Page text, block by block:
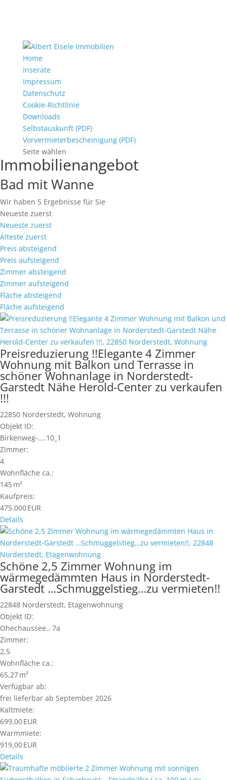
Home
Inserate
Impressum
Datenschutz
Cookie-Richtlinie
Downloads
Selbstauskunft (PDF)
Vorvermieterbescheinigung (PDF)
Seite wählen
Immobilien­angebot
Bad mit Wanne
Wir haben 5 Ergebnisse für Sie
Neueste zuerst
Neueste zuerst
Älteste zuerst
Preis absteigend
Preis aufsteigend
Zimmer absteigend
Zimmer aufsteigend
Fläche absteigend
Fläche aufsteigend
Preisreduzierung !!Elegante 4 Zimmer
Wohnung mit Balkon und Terrasse in
schöner Wohnanlage in Norderstedt-
Garstedt Nähe Herold-Center zu verkaufen
!!!
22850 Norderstedt, Wohnung
Objekt ID:
Birkenweg-....10_1
Zimmer:
4
Wohnfläche ca.:
145 m²
Kaufpreis:
475.000 EUR
Details
Schöne 2,5 Zimmer Wohnung im
wärmegedämmten Haus in Norderstedt-
Garstedt …Schmuggelstieg…zu vermieten!!
22848 Norderstedt, Etagenwohnung
Objekt ID:
Ohechaussee.. 7a
Zimmer:
2,5
Wohnfläche ca.:
65,27 m²
Verfügbar ab:
frei lieferbar ab September 2026
Kaltmiete:
699,00 EUR
Warmmiete:
919,00 EUR
Details